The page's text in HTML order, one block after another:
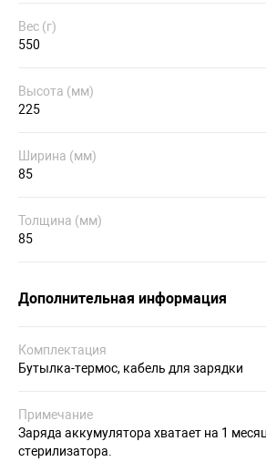
Вес (г)
550
Высота (мм)
225
Ширина (мм)
85
Толщина (мм)
85
Дополнительная информация
Комплектация
Бутылка-термос, кабель для зарядки
Примечание
Заряда аккумулятора хватает на 1
стерилизатора.